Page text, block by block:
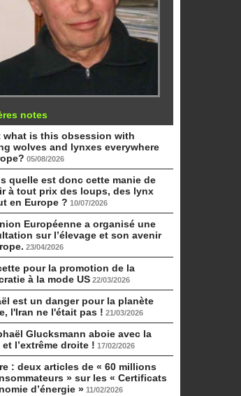
notes
what is this obsession with
wolves and lynxes everywhere
05/08/2026
quelle est donc cette manie de
à tout prix des loups, des lynx
en Europe ? 10/07/2026
Européenne a organisé une
sur l’élevage et son avenir
23/04/2026
pour la promotion de la
à la mode US 22/03/2026
est un danger pour la planète
l'Iran ne l'était pas ! 21/03/2026
Glucksmann aboie avec la
l’extrême droite ! 17/02/2026
: deux articles de « 60 millions
» sur les « Certificats
d’énergie » 11/02/2026